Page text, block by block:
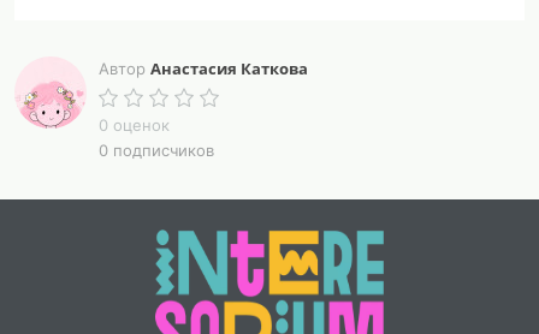
Автор Анастасия Каткова
0 оценок
0 подписчиков